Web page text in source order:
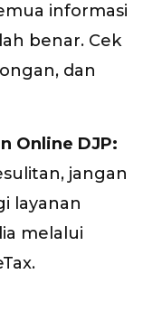
informasi
benar. Cek
dan
Online DJP:
jangan
layanan
melalui